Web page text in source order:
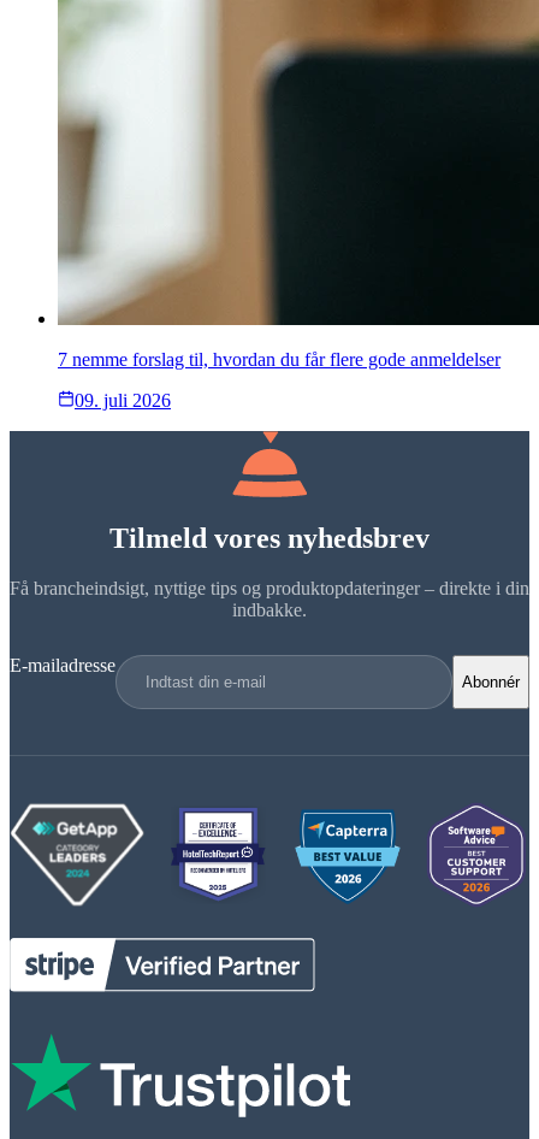
7 nemme forslag til, hvordan du får flere gode anmeldelser
09. juli 2026
Tilmeld vores nyhedsbrev
Få brancheindsigt, nyttige tips og produktopdateringer – direkte i din
indbakke.
E-mailadresse
Abonnér